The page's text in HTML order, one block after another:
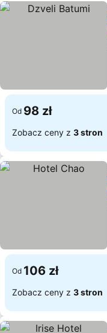
Od 98 zł
Zobacz ceny z 3 stron
Od 106 zł
Zobacz ceny z 3 stron